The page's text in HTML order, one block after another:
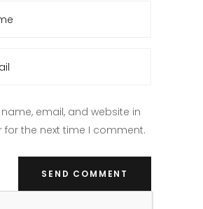
email, and website in
for the next time I comment.